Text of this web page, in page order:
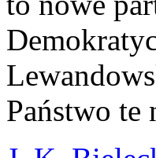
Państwo te